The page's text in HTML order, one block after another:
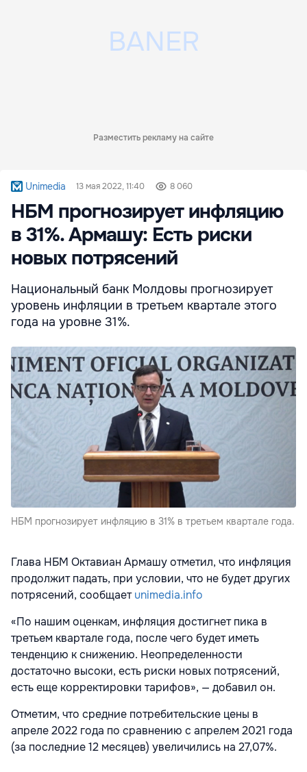
Разместить рекламу на сайте
Unimedia 13 мая 2022, 11:40 8 060
НБМ прогнозирует инфляцию
в 31%. Армашу: Есть риски
новых потрясений
Национальный банк Молдовы прогнозирует
уровень инфляции в третьем квартале этого
года на уровне 31%.
НБМ прогнозирует инфляцию в 31% в третьем квартале года.
Глава НБМ Октавиан Армашу отметил, что инфляция
продолжит падать, при условии, что не будет других
потрясений, сообщаетunimedia.info
«По нашим оценкам, инфляция достигнет пика в
третьем квартале года, после чего будет иметь
тенденцию к снижению. Неопределенности
достаточно высоки, есть риски новых потрясений,
есть еще корректировки тарифов», — добавил он.
Отметим, что средние потребительские цены в
апреле 2022 года по сравнению с апрелем 2021 года
(за последние 12 месяцев) увеличились на 27,07%.